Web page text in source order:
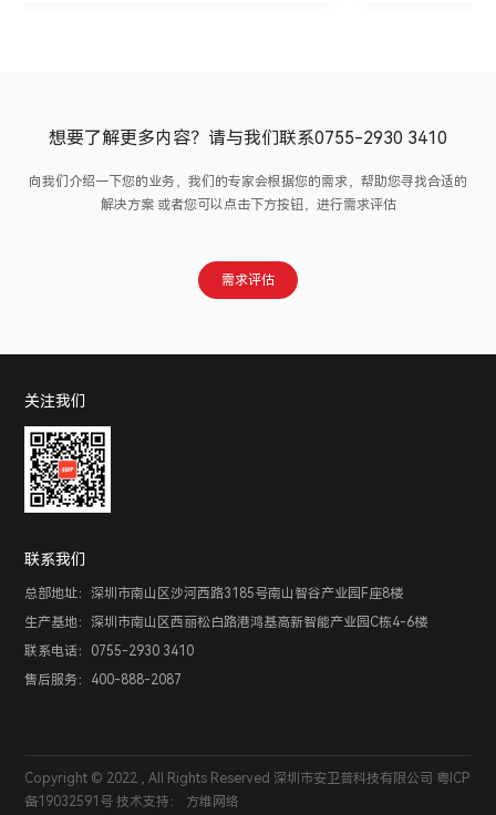
想要了解更多内容？请与我们联系0755-2930 3410
向我们介绍一下您的业务，我们的专家会根据您的需求，帮助您寻找合适的
解决方案或者您可以点击下方按钮，进行需求评估
需求评估
关注我们
联系我们
总部地址：深圳市南山区沙河西路3185号南山智谷产业园F座8楼
生产基地：深圳市南山区西丽松白路港鸿基高新智能产业园C栋4-6楼
联系电话：0755-2930 3410
售后服务：400-888-2087
Copyright © 2022 , All Rights Reserved 深圳市安卫普科技有限公司 粤ICP
备19032591号 技术支持： 方维网络